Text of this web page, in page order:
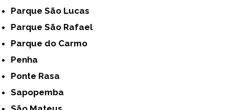
Parque São Lucas
Parque São Rafael
Parque do Carmo
Penha
Ponte Rasa
Sapopemba